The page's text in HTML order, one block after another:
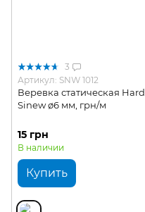
3
Артикул: SNW 1012
Веревка статическая Hard
Sinew ø6 мм, грн/м
15 грн
В наличии
Купить